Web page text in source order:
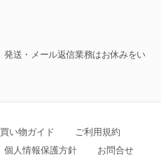
送・メール返信業務はお休みをい
い物ガイド
ご利用規約
個人情報保護方針 お問合せ